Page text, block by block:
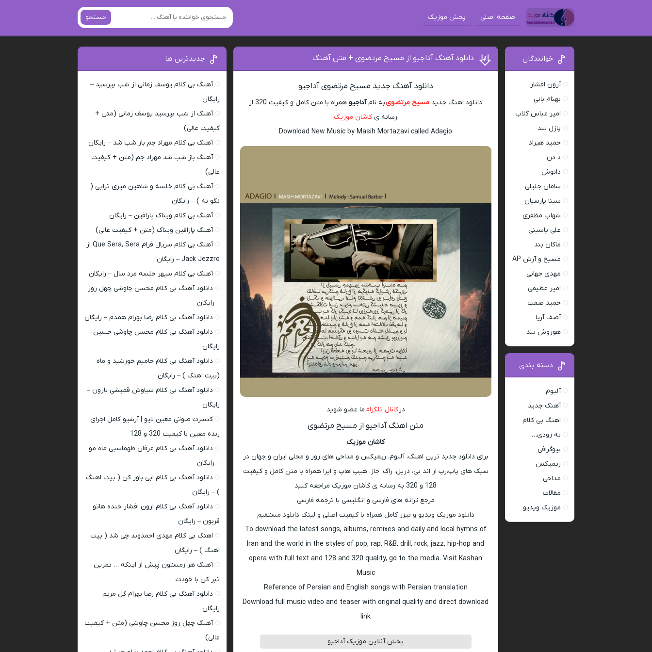
صفحه اصلی پخش موزیک جستجو
دانلود آهنگ آداجیو از مسیح مرتضوی + متن آهنگ
دانلود آهنگ جدید مسیح مرتضوی آداجیو
دانلود اهنگ جدید مسیح مرتضویبه نامآداجیو
همراه با متن کامل و کیفیت 320 از
رسانه ی کاشان موزیک
Download New Music by Masih Mortazavi called Adagio
درکانال تلگرامما عضو شوید
متن اهنگ آداجیو از مسیح مرتضوی
کاشان موزیک
برای دانلود جدید ترین اهنگ، آلبوم، ریمیکس و مداحی های روز و محلی ایران و جهان در
سبک های پاپ،رپ ار اند بی، دریل، راک، جاز، هیپ هاپ و اپرا همراه با متن کامل و کیفیت
128 و 320 به رسانه ی کاشان موزیک مراجعه کنید
مرجع ترانه های فارسی و انگلیسی با ترجمه فارسی
دانلود موزیک ویدیو و تیزر کامل همراه با کیفیت اصلی و لینک دانلود مستقیم
To download the latest songs, albums, remixes and daily and local hymns of
Iran and the world in the styles of pop, rap, R&B, drill, rock, jazz, hip-hop and
opera with full text and 128 and 320 quality, go to the media. Visit Kashan
Music
Reference of Persian and English songs with Persian translation
Download full music video and teaser with original quality and direct download
link
پخش آنلاین موزیک آداجیو
خوانندگان
آرون افشار
بهنام بانی
امیر عباس گلاب
پازل بند
حمید هیراد
د دن
دانوش
سامان جلیلی
سینا پارسیان
شهاب مظفری
علی یاسینی
ماکان بند
مسیح و آرش AP
مهدی جهانی
امیر عظیمی
حمید صفت
آصف آریا
هوروش بند
دسته بندی
آلبوم
آهنگ جدید
اهنگ بی کلام
به زودی…
بیوگرافی
ریمیکس
مداحی
مقالات
موزیک ویدیو
جدیدترین ها
آهنگ بی کلام یوسف زمانی از شب بپرسید –
رایگان
آهنگ از شب بپرسید یوسف زمانی (متن +
کیفیت عالی)
آهنگ بی کلام مهراد جم باز شب شد – رایگان
آهنگ باز شب شد مهراد جم (متن + کیفیت
عالی)
آهنگ بی کلام خلسه و شاهین میری تراپی (
نگو نه ) – رایگان
آهنگ بی کلام ویناک پارافین – رایگان
آهنگ پارافین ویناک (متن + کیفیت عالی)
آهنگ بی کلام سریال فرام Que Sera, Sera از
Jack Jezzro – رایگان
آهنگ بی کلام سپهر خلسه مرد سال – رایگان
دانلود آهنگ بی کلام محسن چاوشی چهل روز
– رایگان
دانلود آهنگ بی کلام رضا بهرام همدم – رایگان
دانلود آهنگ بی کلام محسن چاوشی حسین –
رایگان
دانلود آهنگ بی کلام حامیم خورشید و ماه
(بیت اهنگ ) – رایگان
دانلود آهنگ بی کلام سیاوش قمیشی بارون –
رایگان
کنسرت صوتی معین لایو | آرشیو کامل اجرای
زنده معین با کیفیت 320 و 128
دانلود آهنگ بی کلام عرفان طهماسبی ماه مو
– رایگان
دانلود آهنگ بی کلام ابی باور کن ( بیت اهنگ
) – رایگان
دانلود آهنگ بی کلام ارون افشار خنده هاتو
قربون – رایگان
اهنگ بی کلام مهدی احمدوند چی شد ( بیت
اهنگ ) – رایگان
آهنگ هر زمستون پیش از اینکه … تمرین
تبر کن با خودت
دانلود آهنگ بی کلام رضا بهرام گل مریم –
رایگان
آهنگ چهل روز محسن چاوشی (متن + کیفیت
عالی)